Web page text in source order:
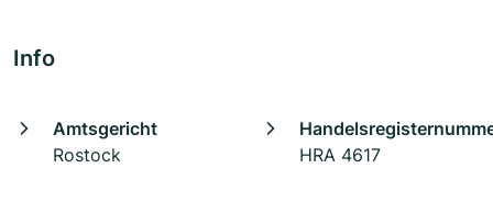
Info
Amtsgericht
Rostock
HRA 4617